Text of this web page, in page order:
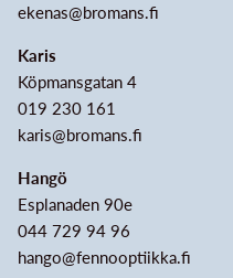
ekenas@bromans.fi
Karis
Köpmansgatan 4
019 230 161
karis@bromans.fi
Hangö
Esplanaden 90e
044 729 94 96
hango@fennooptiikka.fi